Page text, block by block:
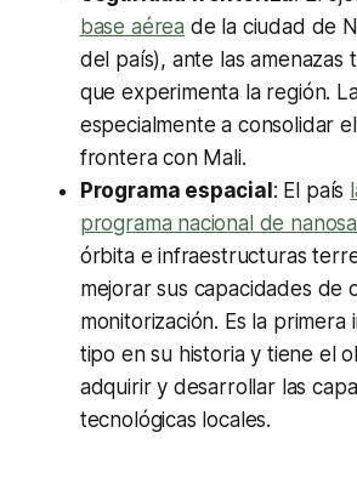
base aérea de la ciudad de
del país), ante las amenazas
que experimenta la región.
especialmente a consolidar
frontera con Mali.
Programa espacial : El país
programa nacional de
órbita e infraestructuras
mejorar sus capacidades de
monitorización. Es la primera
tipo en su historia y tiene el
adquirir y desarrollar las
tecnológicas locales.